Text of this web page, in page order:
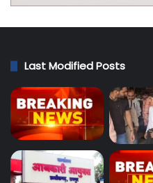
Last Modified Posts